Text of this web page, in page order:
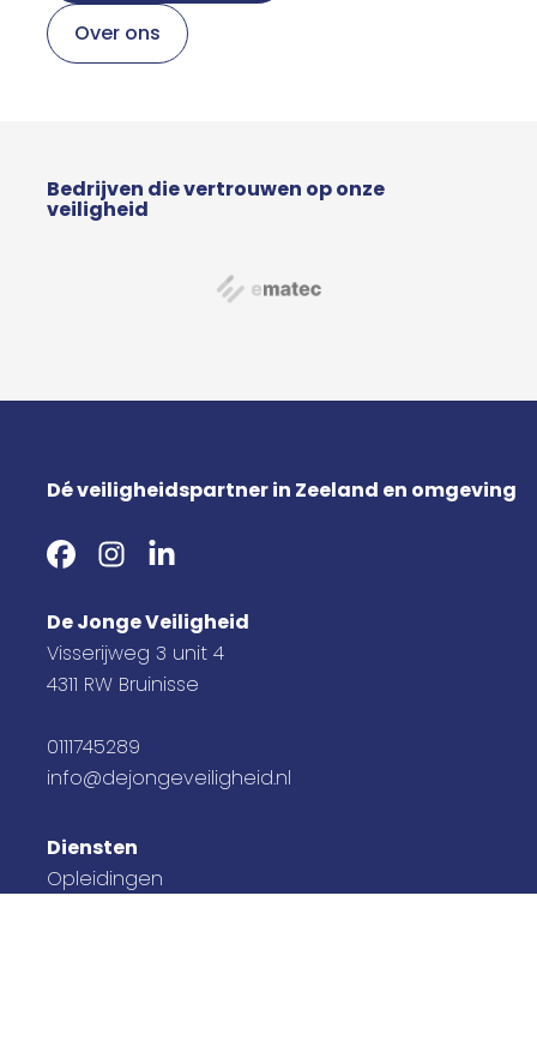
Over ons
Bedrijven die vertrouwen op onze
veiligheid
Dé veiligheidspartner in Zeeland en omgeving
De Jonge Veiligheid
Visserijweg 3 unit 4
4311 RW Bruinisse
0111745289
info@dejongeveiligheid.nl
Diensten
Opleidingen